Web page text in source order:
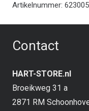
Artikelnummer:
Contact
HART-STORE.nl
Broeikweg 31 a
2871 RM